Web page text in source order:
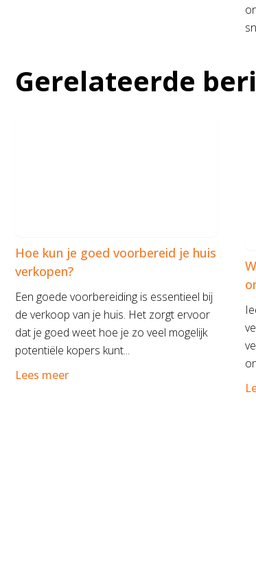
Gerelateerde
Hoe kun je goed voorbereid je huis
verkopen?
Een goede voorbereiding is essentieel bij
de verkoop van je huis. Het zorgt ervoor
dat je goed weet hoe je zo veel mogelijk
potentiële kopers kunt...
Lees meer